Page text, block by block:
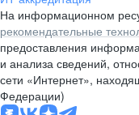
На информационном
рекомендательные
предоставления
и анализа сведений,
сети «Интернет»,
Федерации)